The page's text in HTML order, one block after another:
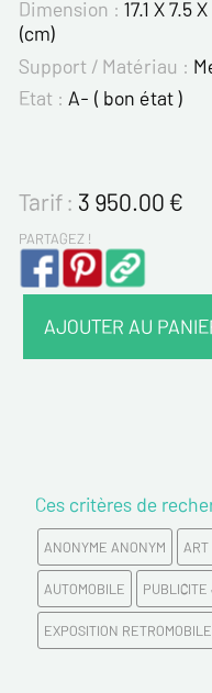
Dimension : 17.1 X 7.5
(cm)
Support / Matériau :
Etat : A- ( bon état )
Tarif : 3 950.00€
PARTAGEZ !
AJOUTER AU
Prénom*
Email*
Confirmez votre Email*
Ces critères de
ANONYME ANONYM ART
AUTOMOBILE PUBLICITE
EXPOSITION